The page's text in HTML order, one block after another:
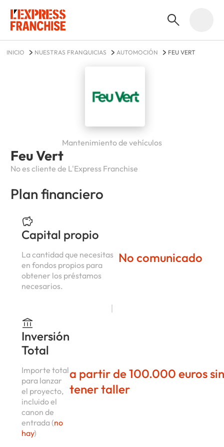
INICIO NUESTRAS FRANQUICIAS AUTOMOCIÓN FEU VERT
Feu Vert
No es cliente de L'Express Franchise
Mantenimiento de vehículos
Plan financiero
Capital propio
La cantidad que necesitas
en fondos propios para
obtener los préstamos
necesarios.
No comunicado
Inversión
Total
Importe total
para lanzar
el proyecto,
incluido el
canon de
entrada (no
hay)
a partir de 100.000 euros sin
tener taller